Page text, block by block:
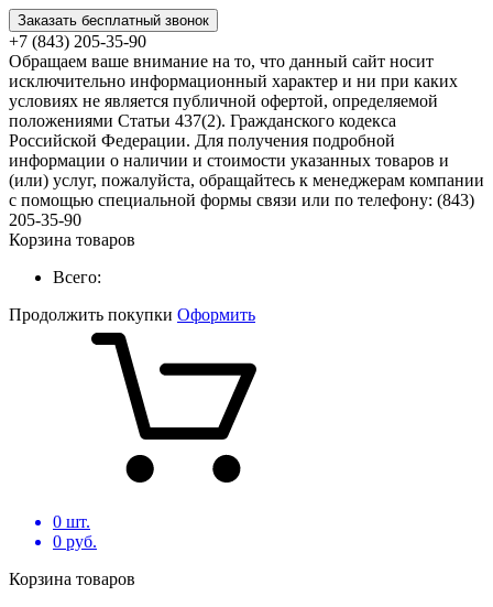
Заказать бесплатный звонок
+7 (843) 205-35-90
Обращаем ваше внимание на то, что данный сайт носит
исключительно информационный характер и ни при каких
условиях не является публичной офертой, определяемой
положениями Статьи 437(2). Гражданского кодекса
Российской Федерации. Для получения подробной
информации о наличии и стоимости указанных товаров и
(или) услуг, пожалуйста, обращайтесь к менеджерам компании
с помощью специальной формы связи или по телефону: (843)
205-35-90
Корзина товаров
Всего:
Продолжить покупки Оформить
0 шт.
0 руб.
Корзина товаров